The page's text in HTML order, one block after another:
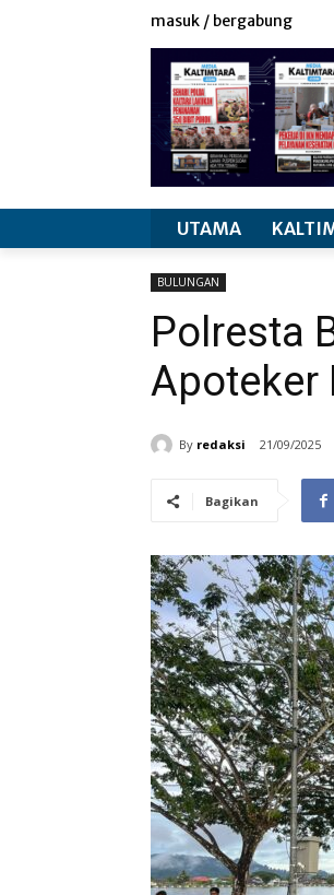
masuk / bergabung
UTAMA
BULUNGAN
Polresta
Apoteker
By redaksi 21/09/2025
Bagikan